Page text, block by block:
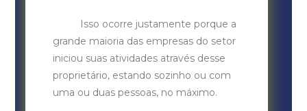
Isso ocorre justamente porque a
grande maioria das empresas do setor
iniciou suas atividades através desse
proprietário, estando sozinho ou com
uma ou duas pessoas, no máximo.